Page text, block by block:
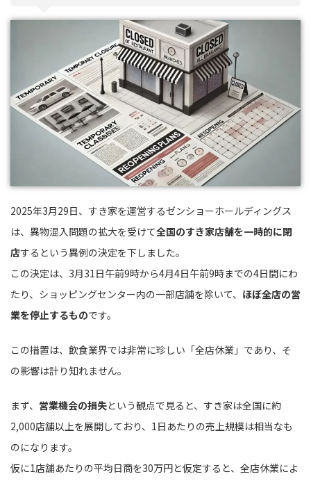
2025年3月29日、すき家を運営するゼンショーホールディングス
は、異物混入問題の拡大を受けて全国のすき家店舗を一時的に閉
店するという異例の決定を下しました。
この決定は、3月31日午前9時から4月4日午前9時までの4日間にわ
たり、ショッピングセンター内の一部店舗を除いて、 ほぼ全店の営
業を停止するものです。
この措置は、飲食業界では非常に珍しい「全店休業」であり、そ
の影響は計り知れません。
まず、 営業機会の損失という観点で見ると、すき家は全国に約
2,000店舗以上を展開しており、1日あたりの売上規模は相当なも
のになります。
仮に1店舗あたりの平均日商を30万円と仮定すると、全店休業によ